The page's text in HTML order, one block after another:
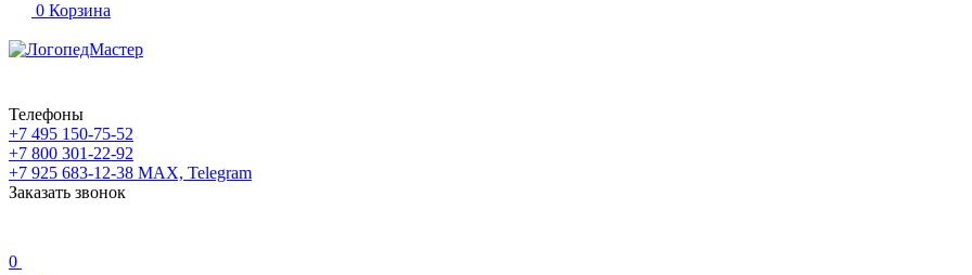
0 Корзина
Телефоны
+7 495 150-75-52
+7 800 301-22-92
+7 925 683-12-38 MAX, Telegram
Заказать звонок
0